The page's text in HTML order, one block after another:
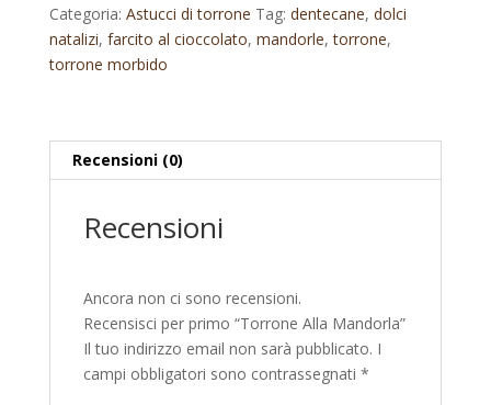
Categoria: Astucci di torrone Tag: dentecane, dolci
natalizi, farcito al cioccolato, mandorle,torrone,
torrone morbido
Recensioni (0)
Recensioni
Ancora non ci sono recensioni.
Recensisci per primo “Torrone Alla Mandorla”
Il tuo indirizzo email non sarà pubblicato. I
campi obbligatori sono contrassegnati *